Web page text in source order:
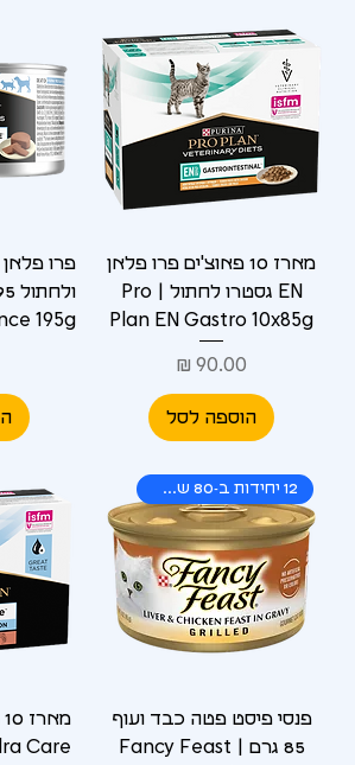
מארז 10 פאוצ'ים פרו פלאן
EN גסטרו לחתול | Pro
Plan EN Gastro 10x85g
מחיר
הוספה לסל
195g
12 יחידות ב-80 שקלים
פנסי פיסט פטה כבד ועוף
85 גרם | Fancy Feast